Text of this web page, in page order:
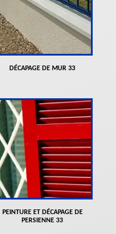
DÉCAPAGE DE MUR 33
PEINTURE ET DÉCAPAGE DE
PERSIENNE 33